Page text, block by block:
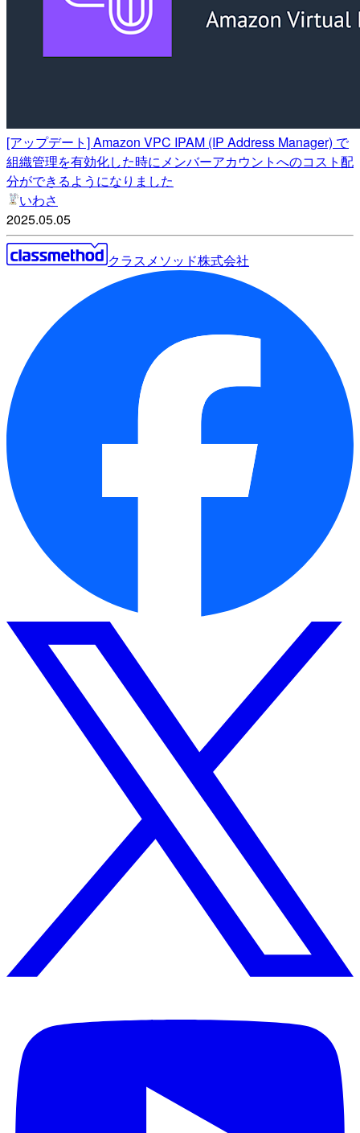
[アップデート] Amazon VPC IPAM (IP Address Manager) で
組織管理を有効化した時にメンバーアカウントへのコスト配
分ができるようになりました
いわさ
2025.05.05
クラスメソッド株式会社